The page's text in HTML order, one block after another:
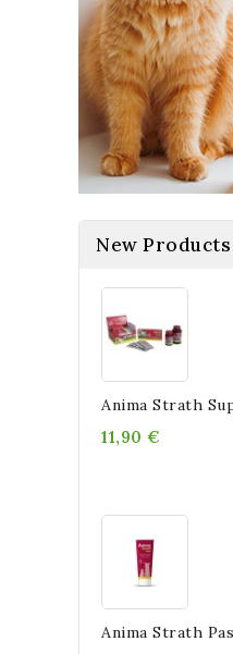
New Products
Anima Strath
11,90 €
Anima Strath